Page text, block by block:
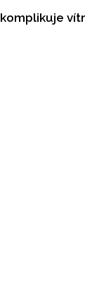
komplikuje vítr